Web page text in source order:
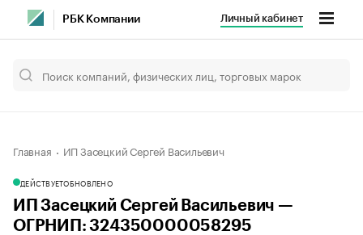
РБК Компании Личный кабинет
Главная ИП Засецкий Сергей Васильевич
ДЕЙСТВУЕТОБНОВЛЕНО
ИП Засецкий Сергей Васильевич —
ОГРНИП: 324350000058295